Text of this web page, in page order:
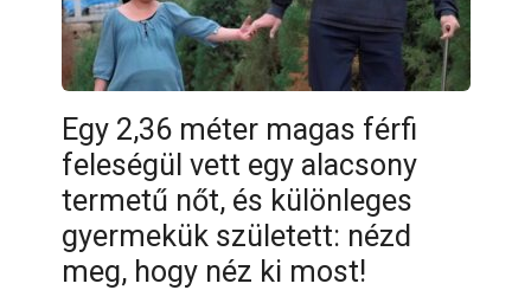
Egy 2,36 méter magas férfi
feleségül vett egy alacsony
termetű nőt, és különleges
gyermekük született: nézd
meg, hogy néz ki most!